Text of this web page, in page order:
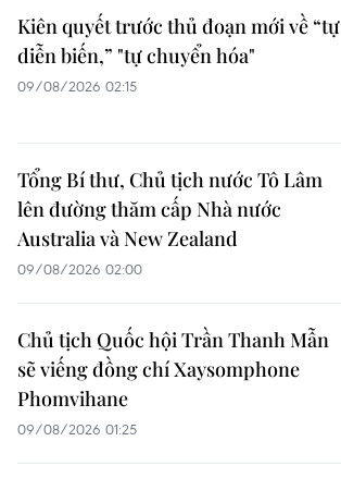
Kiên quyết trước thủ đoạn mới về “tự
diễn biến,” "tự chuyển hóa"
09/08/2026 02:15
Tổng Bí thư, Chủ tịch nước Tô Lâm
lên đường thăm cấp Nhà nước
Australia và New Zealand
09/08/2026 02:00
Chủ tịch Quốc hội Trần Thanh Mẫn
sẽ viếng đồng chí Xaysomphone
Phomvihane
09/08/2026 01:25